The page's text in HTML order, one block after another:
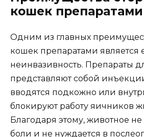
кошек препаратами
Одним из главных
кошек препаратами является
неинвазивность. Препараты
представляют собой
вводятся подкожно или
блокируют работу яичников
Благодаря этому, животное
боли и не нуждается в